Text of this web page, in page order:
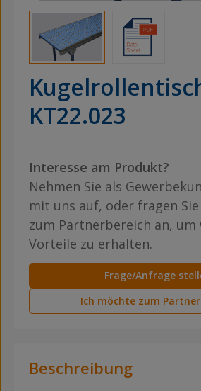
KT22.023
Interesse am Produkt?
Nehmen Sie als
mit uns auf, oder fragen
zum Partnerbereich an, um
Vorteile zu erhalten.
Frage/Anfrage
Ich möchte zum
Beschreibung